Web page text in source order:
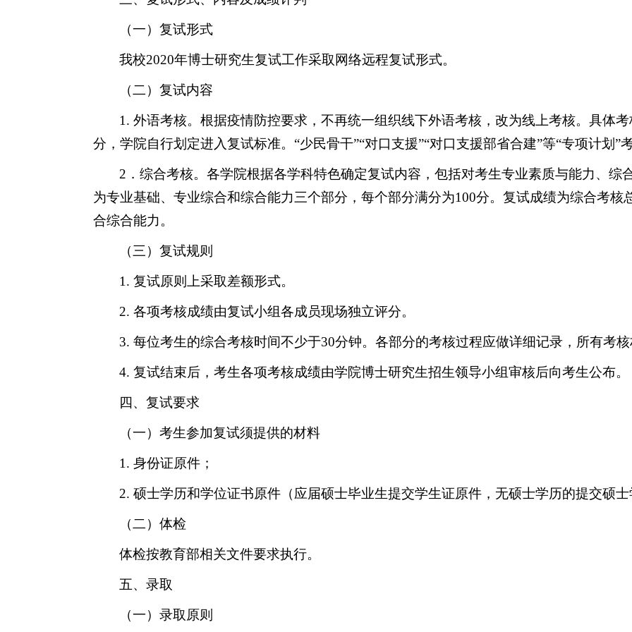
（一）复试形式
我校2020年博士研究生复试工作采取网络远程复试形式。
（二）复试内容
1. 外语考核。根据疫情防控要求，不再统一组织线下外语考核，改为线上考核。 具体考
分，学院自行划定进入复试标准。 “少民骨干”“对口支援”“对口支援部省合建”等“专项计划”
2 ．综合考核。 各学院根据各学科特色确定复试内容，包括对考生专业素质与能力、综
为专业基础、专业综合和综合能力三个部分，每个部分满分为100分。 复试成绩为综合考核
合综合能力。
（三）复试规则
1. 复试原则上采取差额形式。
2. 各项考核成绩由复试小组各成员现场独立评分。
3. 每位考生的综合考核时间不少于30分钟。各部分的考核过程应做详细记录，所有考
4. 复试结束后，考生各项考核成绩由学院博士研究生招生领导小组审核后向考生公布。
四、复试要求
（一）考生参加复试须提供的材料
1. 身份证原件；
2. 硕士学历和学位证书原件（应届硕士毕业生提交学生证原件，无硕士学历的提交硕
（二）体检
体检按教育部相关文件要求执行。
五、录取
（一）录取原则